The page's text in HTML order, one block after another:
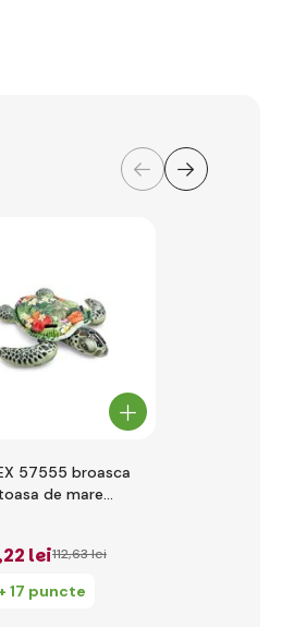
57555 broasca
de mare
lei112,63 lei
17 puncte